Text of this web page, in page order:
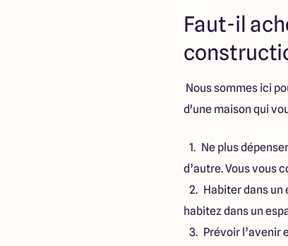
Faut-il
Nous sommes ici
d'une maison qui
Ne plus
d’autre. Vous vous
Habiter dans un
habitez dans un
Prévoir l’avenir